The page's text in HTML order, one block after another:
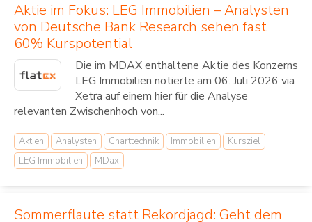
Aktie im Fokus: LEG Immobilien – Analysten
von Deutsche Bank Research sehen fast
60% Kurspotential
Die im MDAX enthaltene Aktie des Konzerns
LEG Immobilien notierte am 06. Juli 2026 via
Xetra auf einem hier für die Analyse
relevanten Zwischenhoch von...
Aktien Analysten Charttechnik Immobilien
Kursziel
LEG Immobilien
MDax
Sommerflaute statt Rekordjagd: Geht dem